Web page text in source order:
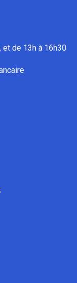
et de 13h à 16h30